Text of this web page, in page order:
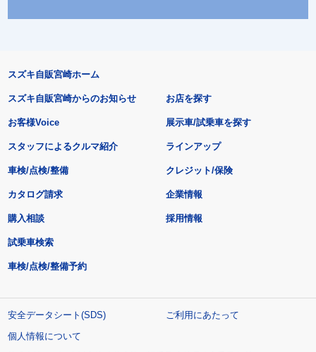
スズキ自販宮崎ホーム
スズキ自販宮崎からのお知らせ
お客様Voice
スタッフによるクルマ紹介
お店を探す
展示車/試乗車を探す
ラインアップ
車検/点検/整備 クレジット/保険
カタログ請求
購入相談
試乗車検索
車検/点検/整備予約
企業情報
採用情報
安全データシート(SDS)
ご利用にあたって
個人情報について